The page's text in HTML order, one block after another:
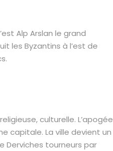
Alp Arslan le grand
les Byzantins à l’est de
culturelle. L’apogée
capitale. La ville devient un
Derviches tourneurs par